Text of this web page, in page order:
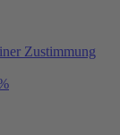
Zustimmung